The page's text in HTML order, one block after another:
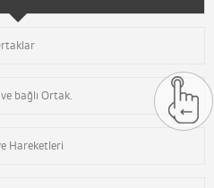
bağlı Ortak.
Hareketleri